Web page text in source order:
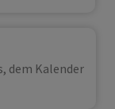
dem Kalender